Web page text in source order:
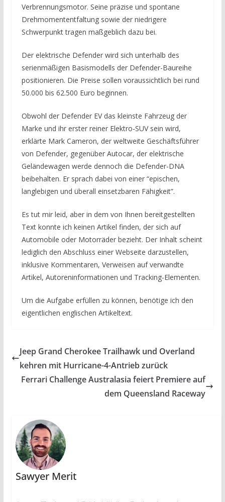
Verbrennungsmotor. Seine präzise und spontane
Drehmomententfaltung sowie der niedrigere
Schwerpunkt tragen maßgeblich dazu bei.
Der elektrische Defender wird sich unterhalb des
serienmäßigen Basismodells der Defender-Baureihe
positionieren. Die Preise sollen voraussichtlich bei rund
50.000 bis 62.500 Euro beginnen.
Obwohl der Defender EV das kleinste Fahrzeug der
Marke und ihr erster reiner Elektro-SUV sein wird,
erklärte Mark Cameron, der weltweite Geschäftsführer
von Defender, gegenüber Autocar, der elektrische
Geländewagen werde dennoch die Defender-DNA
beibehalten. Er sprach dabei von einer “epischen,
langlebigen und überall einsetzbaren Fähigkeit”.
Es tut mir leid, aber in dem von Ihnen bereitgestellten
Text konnte ich keinen Artikel finden, der sich auf
Automobile oder Motorräder bezieht. Der Inhalt scheint
lediglich den Abschluss einer Webseite darzustellen,
inklusive Kommentaren, Verweisen auf verwandte
Artikel, Autoreninformationen und Tracking-Elementen.
Um die Aufgabe erfüllen zu können, benötige ich den
eigentlichen englischen Artikeltext.
Jeep Grand Cherokee Trailhawk und Overland
kehren mit Hurricane-4-Antrieb zurück
Ferrari Challenge Australasia feiert Premiere auf
dem Queensland Raceway
Sawyer Merit